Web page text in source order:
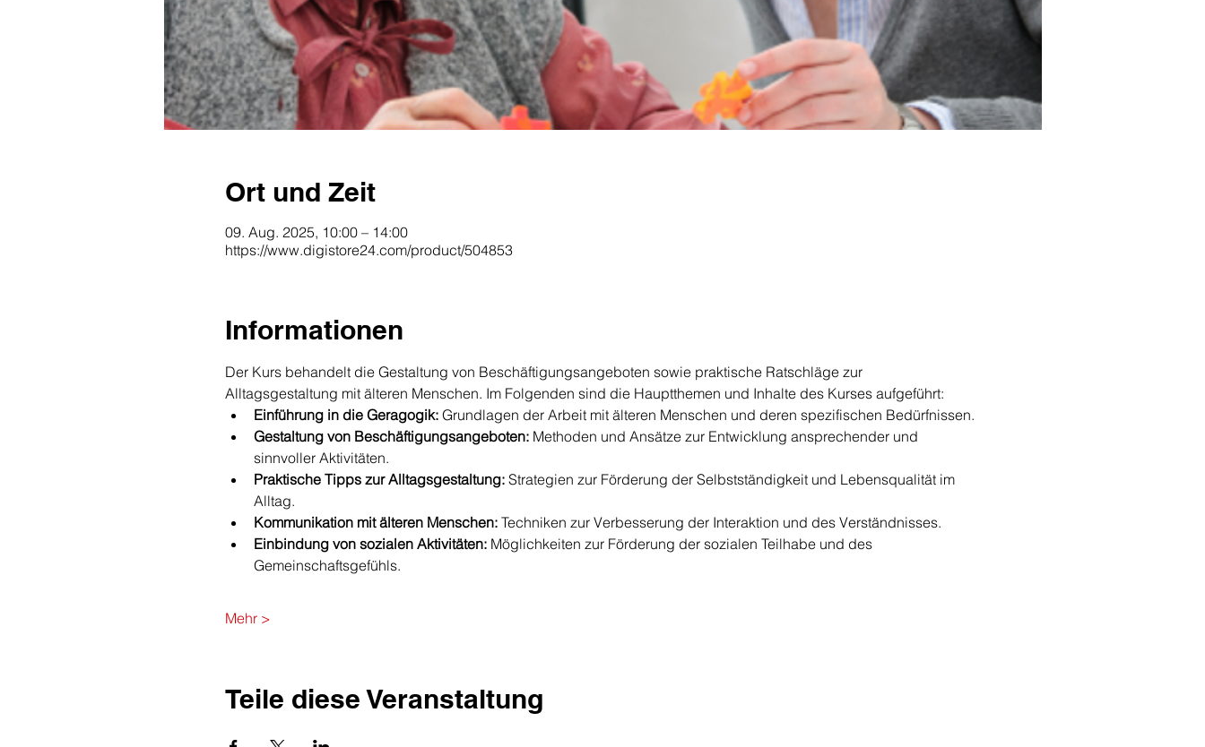
Ort und Zeit
09. Aug. 2025, 10:00 – 14:00
https://www.digistore24.com/product/504853
Informationen
Der Kurs behandelt die Gestaltung von Beschäftigungsangeboten sowie praktische Ratschläge zur
Alltagsgestaltung mit älteren Menschen. Im Folgenden sind die Hauptthemen und Inhalte des Kurses aufgeführt:
Einführung in die Geragogik: Grundlagen der Arbeit mit älteren Menschen und deren spezifischen Bedürfnissen.
Gestaltung von Beschäftigungsangeboten: Methoden und Ansätze zur Entwicklung ansprechender und
sinnvoller Aktivitäten.
Praktische Tipps zur Alltagsgestaltung: Strategien zur Förderung der Selbstständigkeit und Lebensqualität im
Alltag.
Kommunikation mit älteren Menschen: Techniken zur Verbesserung der Interaktion und des Verständnisses.
Einbindung von sozialen Aktivitäten: Möglichkeiten zur Förderung der sozialen Teilhabe und des
Gemeinschaftsgefühls.
Mehr >
Teile diese Veranstaltung